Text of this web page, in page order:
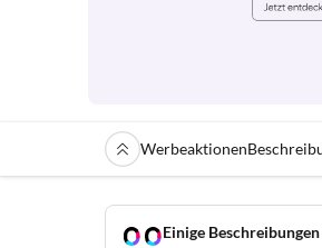
Werbeaktionen
Einige